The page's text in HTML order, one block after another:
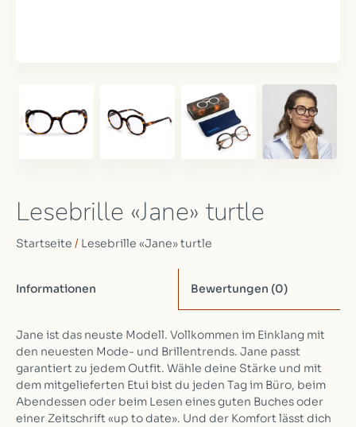
Lesebrille «Jane» turtle
Startseite / Lesebrille «Jane» turtle
Informationen Bewertungen (0)
Jane ist das neuste Modell. Vollkommen im Einklang mit
den neuesten Mode- und Brillentrends. Jane passt
garantiert zu jedem Outfit. Wähle deine Stärke und mit
dem mitgelieferten Etui bist du jeden Tag im Büro, beim
Abendessen oder beim Lesen eines guten Buches oder
einer Zeitschrift «up to date». Und der Komfort lässt dich